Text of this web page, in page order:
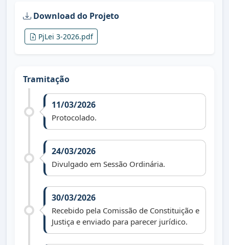
Download do Projeto
PjLei 3-2026.pdf
Tramitação
11/03/2026
Protocolado.
24/03/2026
Divulgado em Sessão Ordinária.
30/03/2026
Recebido pela Comissão de Constituição e
Justiça e enviado para parecer jurídico.